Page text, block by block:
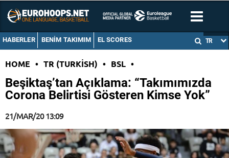
HABERLER BENIM TAKIMIM EL SCORES TR
HOME • TR (TURKISH) • BSL •
Beşiktaş’tan Açıklama: “Takımımızda
Corona Belirtisi Gösteren Kimse Yok”
21/MAR/20 13:09